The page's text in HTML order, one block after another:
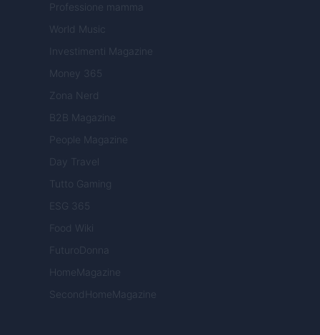
Professione mamma
World Music
Investimenti Magazine
Money 365
Zona Nerd
B2B Magazine
People Magazine
Day Travel
Tutto Gaming
ESG 365
Food Wiki
FuturoDonna
HomeMagazine
SecondHomeMagazine